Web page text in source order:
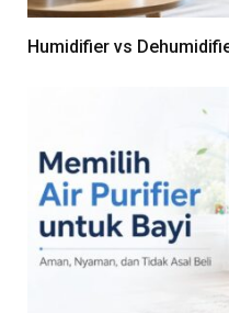
Humidifier vs